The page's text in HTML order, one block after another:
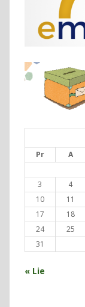
Pr A
3
4
10
11
17
18
24
25
31
« Lie